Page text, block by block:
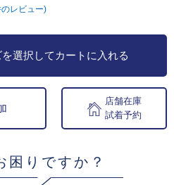
レビュー)
選択してカートに入れる
店舗在庫
試着予約
困りですか？